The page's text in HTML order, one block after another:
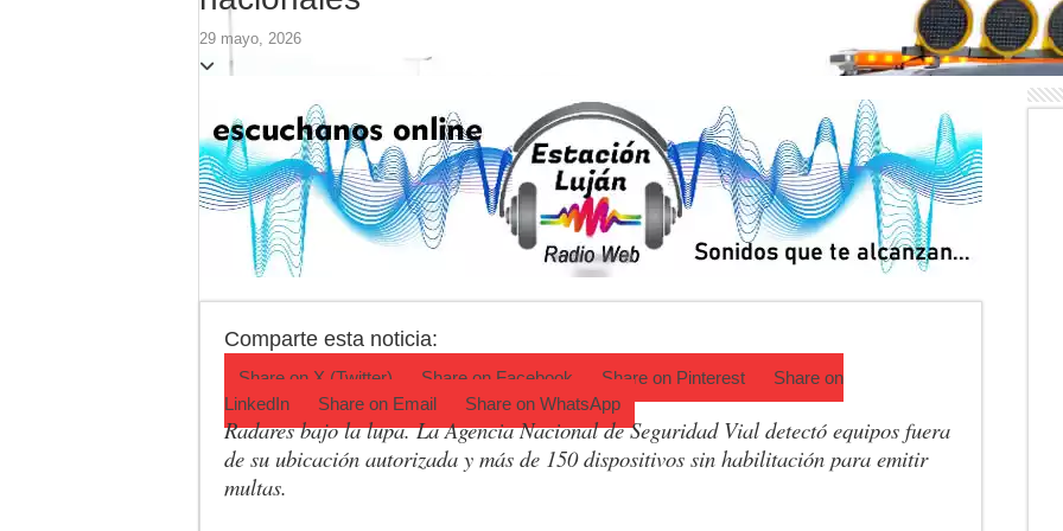
Turismo en Luján: las vacaciones de invierno impulsaron la actividad con miles de
Ronda de Negocios: Luján reunió a pymes bonaerenses con compradores de siete países
Desbaratan un punto de venta de drogas en el barrio Padre Varela y detienen a un hombre
Campeonato TC JK: Diego Cordone se quedó con una gran victoria en Del Viso
Jubilación en Argentina: qué requisitos exige ANSES para acceder al beneficio
Opinión: Buscando una mejor educación ambiental
29 mayo, 2026
Comparte esta noticia:
Share on X (Twitter) Share on Facebook Share on Pinterest
Share on
LinkedIn
Share on Email Share on WhatsApp
Radares bajo la lupa. La Agencia Nacional de Seguridad Vial detectó equipos fuera
de su ubicación autorizada y más de 150 dispositivos sin habilitación para emitir
multas.